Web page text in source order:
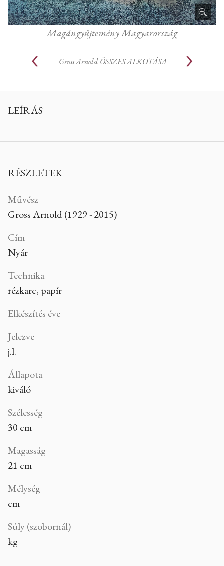
Magángyűjtemény Magyarország
Gross Arnold ÖSSZES ALKOTÁSA
LEÍRÁS
RÉSZLETEK
Művész
Gross Arnold (1929 - 2015)
Cím
Nyár
Technika
rézkarc, papír
Elkészítés éve
Jelezve
j.l.
Állapota
kiváló
Szélesség
30 cm
Magasság
21 cm
Mélység
cm
Súly (szobornál)
kg